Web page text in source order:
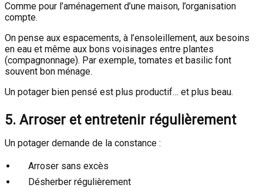
Comme pour l’aménagement d’une maison, l’organisation
compte.
On pense aux espacements, à l’ensoleillement, aux besoins
en eau et même aux bons voisinages entre plantes
(compagnonnage). Par exemple, tomates et basilic font
souvent bon ménage.
Un potager bien pensé est plus productif… et plus beau.
5. Arroser et entretenir régulièrement
Un potager demande de la constance :
Arroser sans excès
Désherber régulièrement